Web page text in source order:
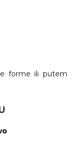
forme ili putem